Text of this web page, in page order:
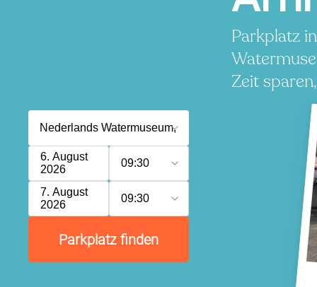
Parkplatz
Zeit
6. August
2026
09:30
7. August
2026
09:30
Parkplatz finden